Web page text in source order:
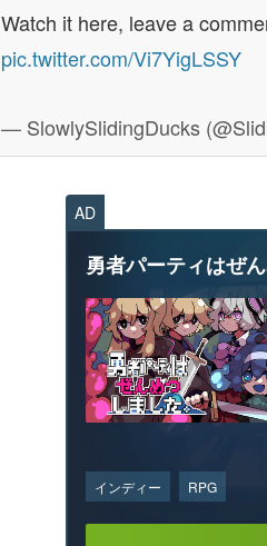
Watch it here, leave a
pic.twitter.com/Vi7YigLSSY
— SlowlySlidingDucks
AD
勇者パーティはぜ
インディー RPG